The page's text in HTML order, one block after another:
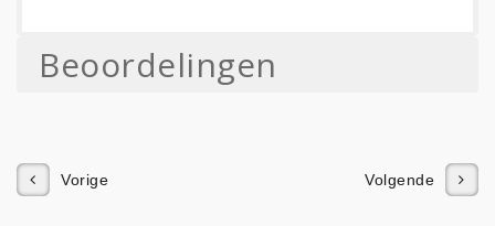
Beoordelingen
Volgende
Vorige